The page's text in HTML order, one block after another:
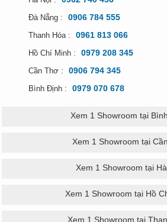
Đà Nẵng : 0906 784 555
Thanh Hóa : 0961 813 066
Hồ Chí Minh : 0979 208 345
Cần Thơ : 0906 794 345
Bình Định : 0979 070 678
Xem 1 Showroom tại
Xem 1 Showroom tại
Xem 1 Showroom tại
Xem 1 Showroom tại Hồ
Xem 1 Showroom tại